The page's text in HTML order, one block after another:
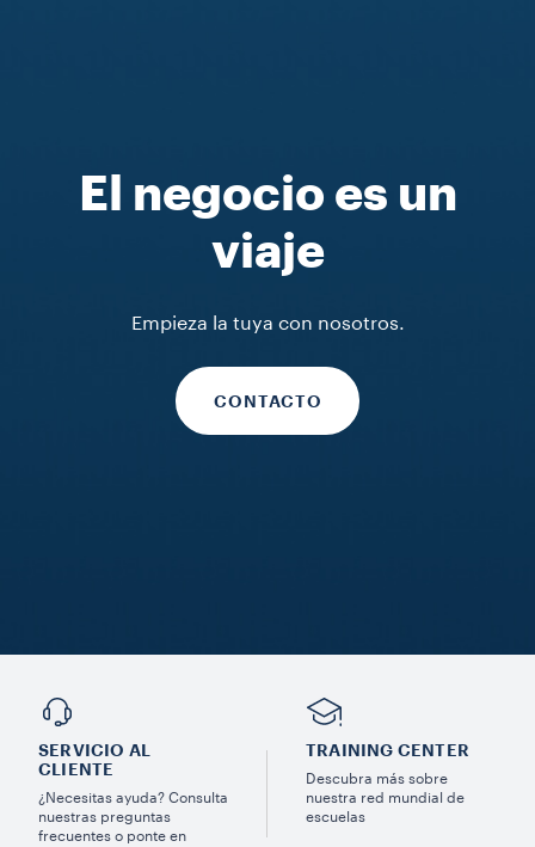
El negocio es un
viaje
Empieza la tuya con nosotros.
CONTACTO
SERVICIO AL
CLIENTE
¿Necesitas ayuda? Consulta
nuestras preguntas
frecuentes o ponte en
TRAINING CENTER
Descubra más sobre
nuestra red mundial de
escuelas